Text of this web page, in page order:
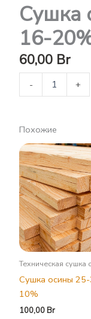
Сушка
16-
60,00 Br
- +
Похожие
Техническая сушка
Сушка осины
10%
100,00 Br